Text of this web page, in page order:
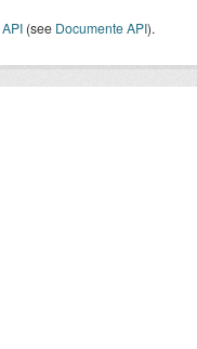
API (see Documente API).